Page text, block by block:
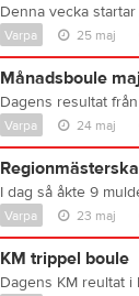
Varpa 25 maj
Månadsboule
Varpa 24 maj
Varpa 23 maj
KM trippel boule